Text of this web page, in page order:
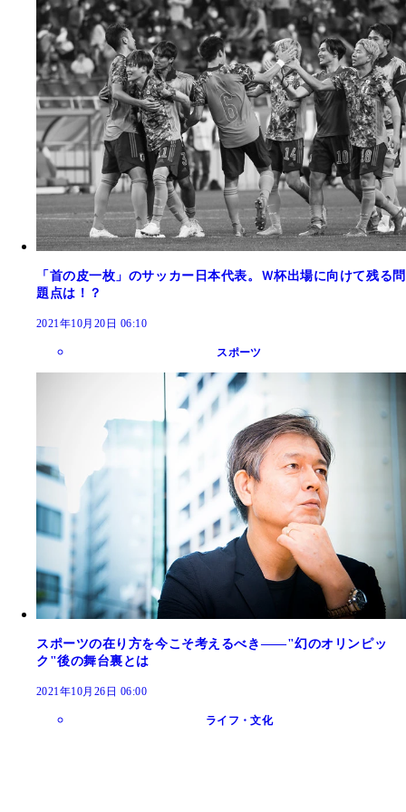
「首の皮一枚」のサッカー日本代表。Ｗ杯出場に向けて残る問
題点は！？
2021年10月20日 06:10
スポーツ
スポーツの在り方を今こそ考えるべき――"幻のオリンピッ
ク"後の舞台裏とは
2021年10月26日 06:00
ライフ・文化